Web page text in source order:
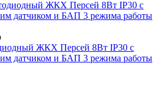
ЖКХ Персей 8Вт IP30 с
датчиком и БАП 3 режима работы